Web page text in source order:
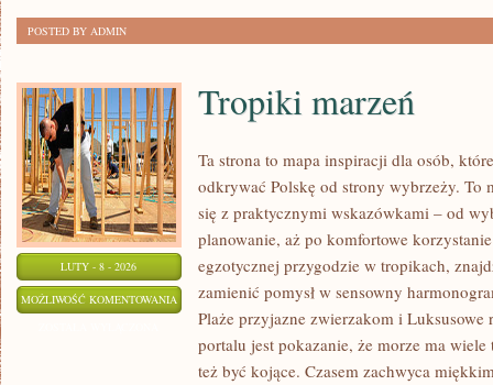
POSTED BY ADMIN
LUTY - 8 - 2026
MOŻLIWOŚĆ KOMENTOWANIA TROPIKI
MARZEŃ
Tropiki marzeń
Ta strona to mapa inspiracji dla osób,
odkrywać Polskę od strony wybrzeży. To
się z praktycznymi wskazówkami – od
planowanie, aż po komfortowe
egzotycznej przygodzie w tropikach,
zamienić pomysł w sensowny
Plaże przyjazne zwierzakom i Luksusowe
portalu jest pokazanie, że morze ma
też być kojące. Czasem zachwyca